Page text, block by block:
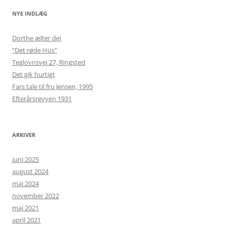
NYE INDLÆG
Dorthe ælter dej
“Det røde Hus”
Teglovnsvej 27, Ringsted
Det gik hurtigt
Fars tale til fru Jensen, 1995
Efterårsrevyen 1931
ARKIVER
juni 2025
august 2024
maj 2024
november 2022
maj 2021
april 2021